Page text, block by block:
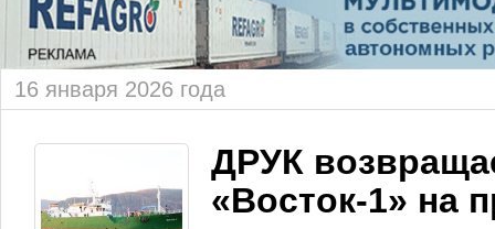
16 января 2026 года
ДРУК
«Восток-1» на